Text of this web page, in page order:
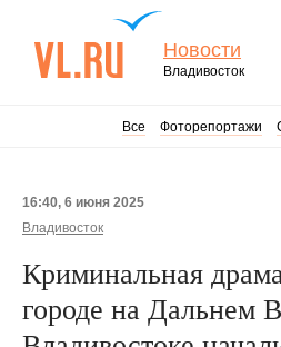
Новости
Владивосток
Все Фоторепортажи
16:40, 6 июня 2025
Владивосток
Криминальная
городе на Дальнем